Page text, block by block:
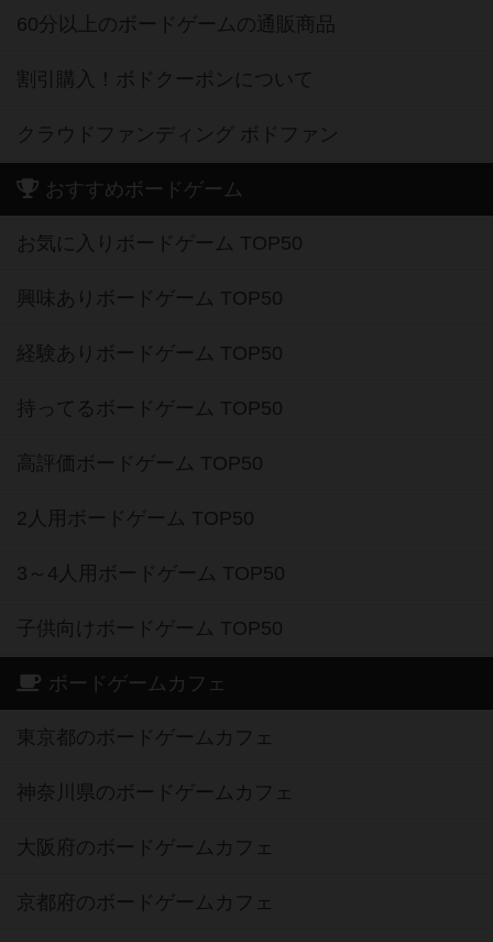
60分以上のボードゲームの通販商品
割引購入！ボドクーポンについて
クラウドファンディング ボドファン
おすすめボードゲーム
お気に入りボードゲーム TOP50
興味ありボードゲーム TOP50
経験ありボードゲーム TOP50
持ってるボードゲーム TOP50
高評価ボードゲーム TOP50
2人用ボードゲーム TOP50
3～4人用ボードゲーム TOP50
子供向けボードゲーム TOP50
ボードゲームカフェ
東京都のボードゲームカフェ
神奈川県のボードゲームカフェ
大阪府のボードゲームカフェ
京都府のボードゲームカフェ